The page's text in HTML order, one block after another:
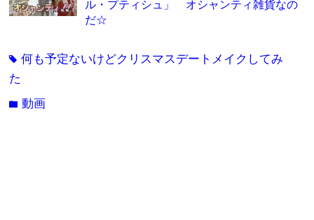
ル・プティシュ」 オシャンティ雑貨なの
だ☆
tag何も予定ないけどクリスマスデートメイクしてみ
た
folder動画